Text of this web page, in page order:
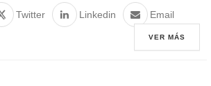
Twitter Linkedin Email
VER MÁS